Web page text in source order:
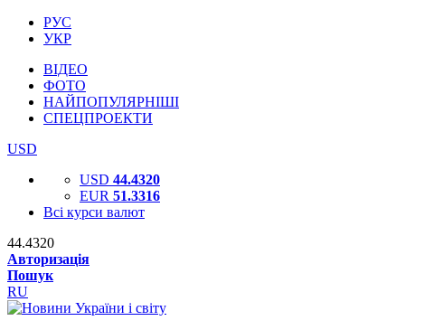
РУС
УКР
ВІДЕО
ФОТО
НАЙПОПУЛЯРНІШІ
СПЕЦПРОЕКТИ
USD
USD 44.4320
EUR 51.3316
Всі курси валют
44.4320
Авторизація
Пошук
RU